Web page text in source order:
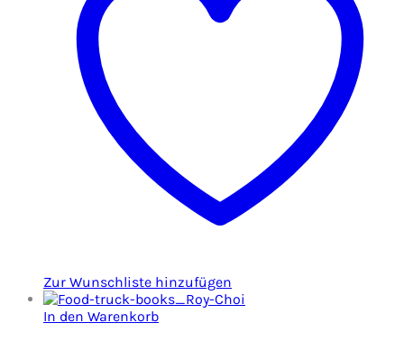
Zur Wunschliste hinzufügen
In den Warenkorb